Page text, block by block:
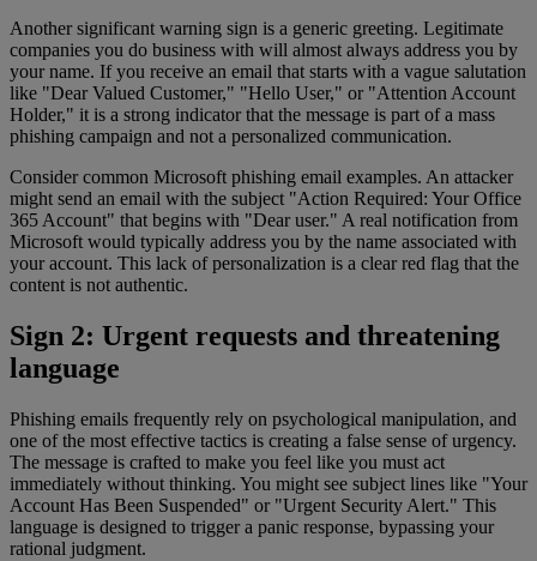
Another significant warning sign is a generic greeting. Legitimate
companies you do business with will almost always address you by
your name. If you receive an email that starts with a vague salutation
like "Dear Valued Customer," "Hello User," or "Attention Account
Holder," it is a strong indicator that the message is part of a mass
phishing campaign and not a personalized communication.
Consider common Microsoft phishing email examples. An attacker
might send an email with the subject "Action Required: Your Office
365 Account" that begins with "Dear user." A real notification from
Microsoft would typically address you by the name associated with
your account. This lack of personalization is a clear red flag that the
content is not authentic.
Sign 2: Urgent requests and threatening
language
Phishing emails frequently rely on psychological manipulation, and
one of the most effective tactics is creating a false sense of urgency.
The message is crafted to make you feel like you must act
immediately without thinking. You might see subject lines like "Your
Account Has Been Suspended" or "Urgent Security Alert." This
language is designed to trigger a panic response, bypassing your
rational judgment.